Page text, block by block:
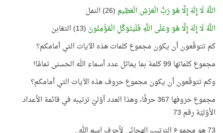
اللَّهُ لَا إِلَهَ إِلَّا هُوَ رَبُّ الْعَرْشِ الْعَظِيمِ (26) النمل
اللَّهُ لَا إِلَهَ إِلَّا هُوَ وَعَلَى اللَّهِ فَلْيَتَوَكَّلِ الْمُؤْمِنُونَ (13) التغابن
كم تتوقّعون أن يكون مجموع كلمات هذه الآيات التي أمامكم؟
مجموع كلماتها 99 كلمة بما يماثل عدد أسماء الله الحسنى تمامًا!
وكم تتوقّعون أن يكون مجموع حروف هذه الآيات التي أمامكم؟
مجموع حروفها 367 حرفًا، وهذا العدد أوّليّ ترتيبه في قائمة الأعداد
الأوّليّة رقم 73